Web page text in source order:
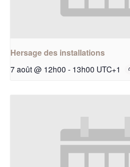
Hersage des installations
7 août @ 12h00 - 13h00 UTC+1